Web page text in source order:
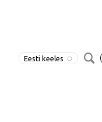
Eesti keeles